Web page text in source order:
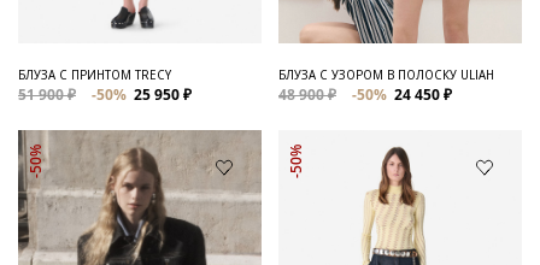
БЛУЗА С ПРИНТОМ TRECY
51 900 ₽ -50% 25 950 ₽
БЛУЗА С УЗОРОМ В ПОЛОСКУ ULIAH
48 900 ₽ -50% 24 450 ₽
-50% -50%